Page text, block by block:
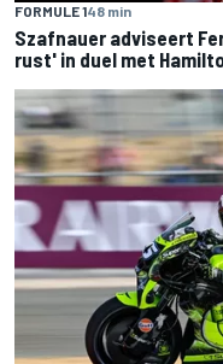
FORMULE 148 min
Szafnauer adviseert
rust' in duel met